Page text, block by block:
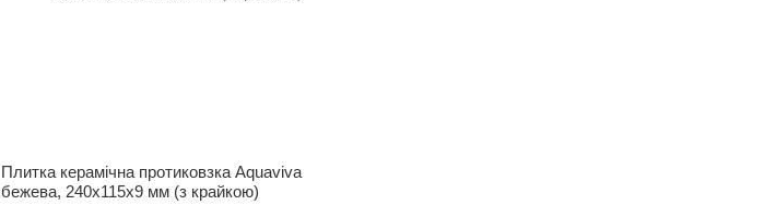
Плитка керамічна протиковзка Aquaviva
бежева, 240х115х9 мм (з крайкою)